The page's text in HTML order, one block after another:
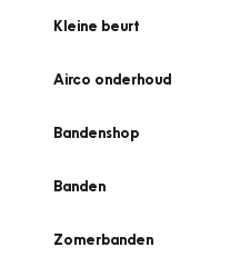
Kleine beurt
Airco onderhoud
Bandenshop
Banden
Zomerbanden